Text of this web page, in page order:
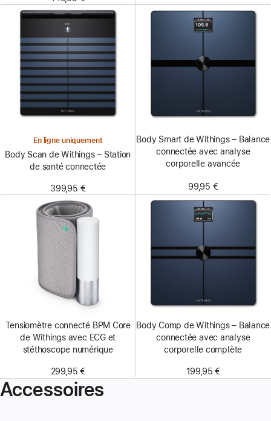
En ligne uniquement
Body Scan de Withings – Station
de santé connectée
399,95 €
Body Smart de Withings – Balance
connectée avec analyse
corporelle avancée
99,95 €
Tensiomètre connecté BPM Core
de Withings avec ECG et
stéthoscope numérique
299,95 €
Body Comp de Withings – Balance
connectée avec analyse
corporelle complète
199,95 €
Accessoires